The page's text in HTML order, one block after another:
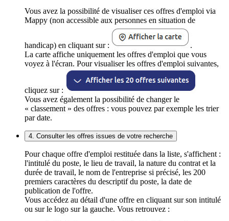
Vous avez la possibilité de visualiser ces offres d'emploi via
Mappy (non accessible aux personnes en situation de
handicap) en cliquant sur :
.
La carte affiche uniquement les offres d'emploi que vous
voyez à l'écran. Pour visualiser les offres d'emploi suivantes,
cliquez sur :
Vous avez également la possibilité de changer le
« classement » des offres : vous pouvez par exemple les trier
par date.
4. Consulter les offres issues de votre recherche
Pour chaque offre d'emploi restituée dans la liste, s'affichent :
l'intitulé du poste, le lieu de travail, la nature du contrat et la
durée de travail, le nom de l'entreprise si précisé, les 200
premiers caractères du descriptif du poste, la date de
publication de l'offre.
Vous accédez au détail d'une offre en cliquant sur son intitulé
ou sur le logo sur la gauche. Vous retrouvez :